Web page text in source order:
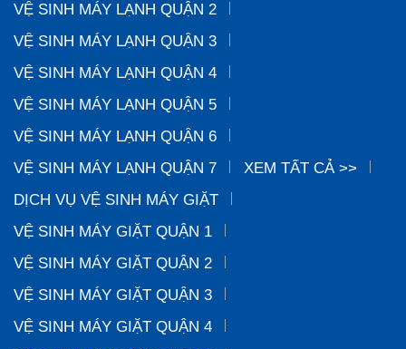
VỆ SINH MÁY LẠNH QUẬN 2
VỆ SINH MÁY LẠNH QUẬN 3
VỆ SINH MÁY LẠNH QUẬN 4
VỆ SINH MÁY LẠNH QUẬN 5
VỆ SINH MÁY LẠNH QUẬN 6
VỆ SINH MÁY LẠNH QUẬN 7
XEM TẤT CẢ >>
DỊCH VỤ VỆ SINH MÁY GIẶT
VỆ SINH MÁY GIẶT QUẬN 1
VỆ SINH MÁY GIẶT QUẬN 2
VỆ SINH MÁY GIẶT QUẬN 3
VỆ SINH MÁY GIẶT QUẬN 4